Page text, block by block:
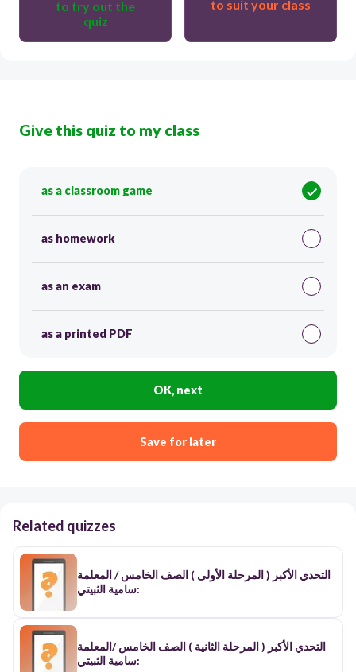
to try out the
quiz
to suit your class
Give this quiz to my class
as a classroom game
as homework
as an exam
as a printed PDF
OK, next
Save for later
Related quizzes
التحدي الأكبر ( المرحلة الأولى ) الصف الخامس / المعلمة
:سامية الثبيتي
التحدي الأكبر ( المرحلة الثانية ) الصف الخامس /المعلمة
:سامية الثبيتي